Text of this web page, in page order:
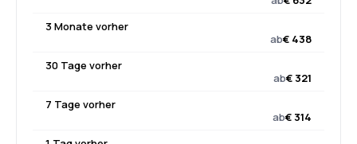
3 Monate vorher
ab€ 438
30 Tage vorher
ab€ 321
7 Tage vorher
ab€ 314